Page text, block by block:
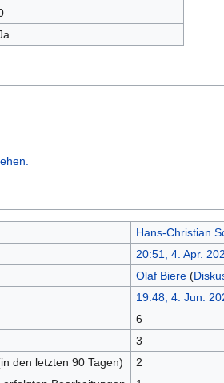
Hans-Christian
20:51, 4. Apr.
Olaf Biere (
19:48, 4. Jun.
6
3
den letzten 90 Tagen)
2